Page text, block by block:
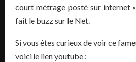
court métrage posté sur internet
fait le buzz sur le Net.
Si vous êtes curieux de voir ce
voici le lien youtube :